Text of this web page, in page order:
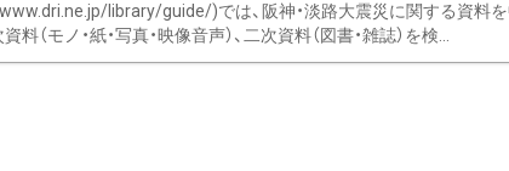
library/guide/)では、阪神・淡路大震災に関する資料を
料（モノ・紙・写真・映像音声）、二次資料（図書・雑誌）を検...